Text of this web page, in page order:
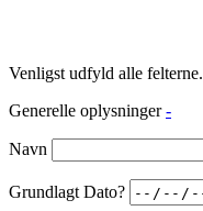
Venligst udfyld alle felterne.
Generelle oplysninger -
Navn
Grundlagt Dato?